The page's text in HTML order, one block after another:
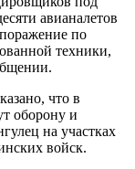
авианалетов
по
техники,
что в
оборону и
на участках
войск.